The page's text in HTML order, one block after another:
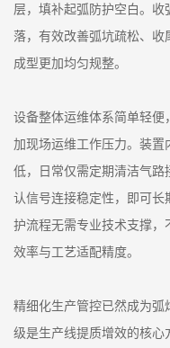
层，填补起弧防护空白。
落，有效改善弧坑疏松、
成型更加均匀规整。
设备整体运维体系简单轻便
加现场运维工作压力。装置
低，日常仅需定期清洁气路
认信号连接稳定性，即可长
护流程无需专业技术支撑，
效率与工艺适配精度。
精细化生产管控已然成为
级是生产线提质增效的核